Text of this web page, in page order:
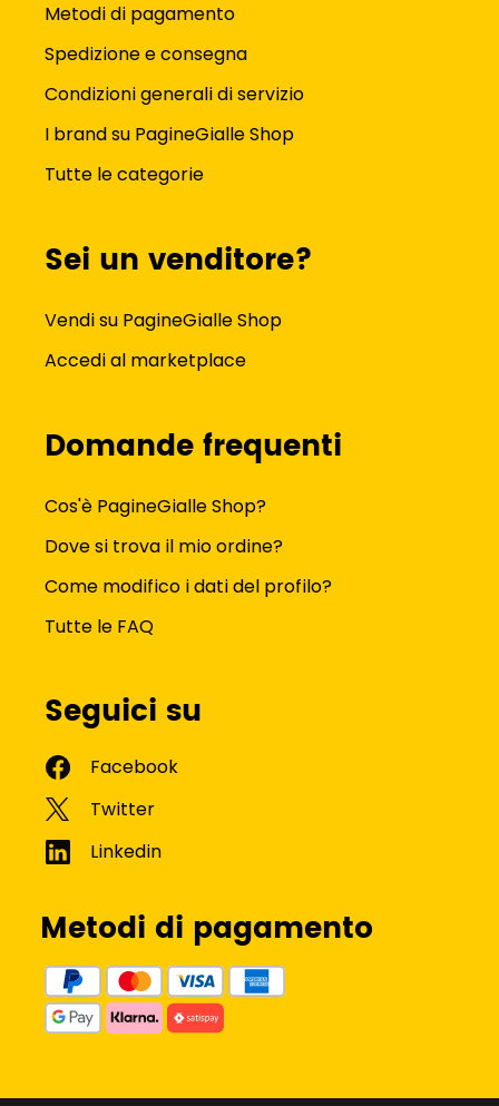
Metodi di pagamento
Spedizione e consegna
Condizioni generali di servizio
I brand su PagineGialle Shop
Tutte le categorie
Sei un venditore?
Vendi su PagineGialle Shop
Accedi al marketplace
Domande frequenti
Cos'è PagineGialle Shop?
Dove si trova il mio ordine?
Come modifico i dati del profilo?
Tutte le FAQ
Seguici su
Metodi di pagamento